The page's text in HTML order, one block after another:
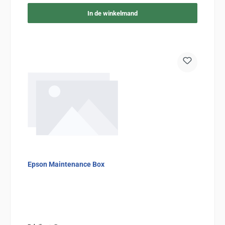
In de winkelmand
Epson Maintenance Box